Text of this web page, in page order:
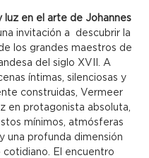
luz en el arte de Johannes
invitación a  descubrir la
los grandes maestros de
del siglo XVII. A
íntimas, silenciosas y
construidas, Vermeer
en protagonista absoluta,
mínimos, atmósferas
una profunda dimensión
El encuentro